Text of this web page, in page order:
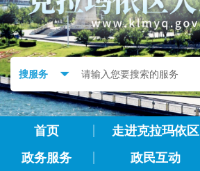
首页 走进克拉玛依区
政务服务
政民互动